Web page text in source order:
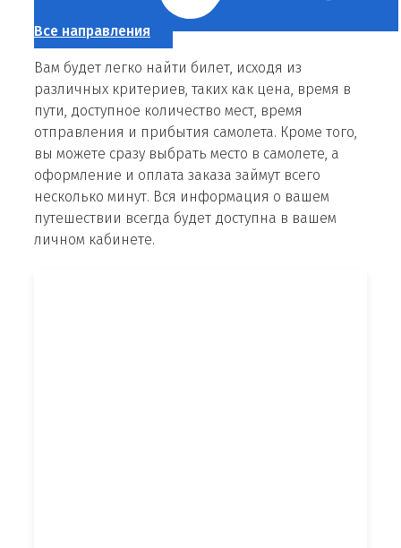
Все направления
Вам будет легко найти билет, исходя из
различных критериев, таких как цена, время в
пути, доступное количество мест, время
отправления и прибытия самолета. Кроме того,
вы можете сразу выбрать место в самолете, а
оформление и оплата заказа займут всего
несколько минут. Вся информация о вашем
путешествии всегда будет доступна в вашем
личном кабинете.